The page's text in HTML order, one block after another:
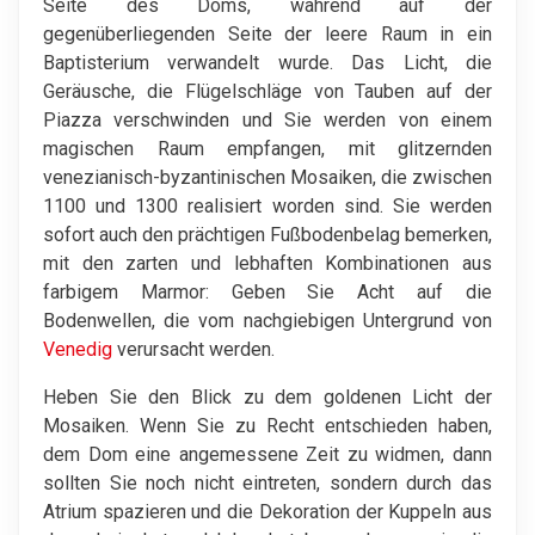
Seite des Doms, während auf der
gegenüberliegenden Seite der leere Raum in ein
Baptisterium verwandelt wurde. Das Licht, die
Geräusche, die Flügelschläge von Tauben auf der
Piazza verschwinden und Sie werden von einem
magischen Raum empfangen, mit glitzernden
venezianisch-byzantinischen Mosaiken, die zwischen
1100 und 1300 realisiert worden sind. Sie werden
sofort auch den prächtigen Fußbodenbelag bemerken,
mit den zarten und lebhaften Kombinationen aus
farbigem Marmor: Geben Sie Acht auf die
Bodenwellen, die vom nachgiebigen Untergrund von
Venedig verursacht werden.
Heben Sie den Blick zu dem goldenen Licht der
Mosaiken. Wenn Sie zu Recht entschieden haben,
dem Dom eine angemessene Zeit zu widmen, dann
sollten Sie noch nicht eintreten, sondern durch das
Atrium spazieren und die Dekoration der Kuppeln aus